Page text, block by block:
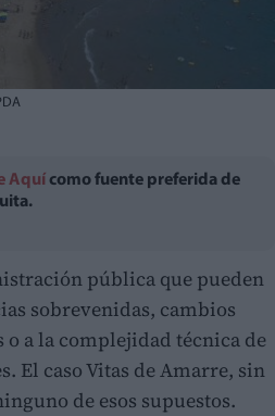
Aquí como fuente preferida de
pública que pueden
sobrevenidas, cambios
a la complejidad técnica de
El caso Vitas de Amarre, sin
de esos supuestos.